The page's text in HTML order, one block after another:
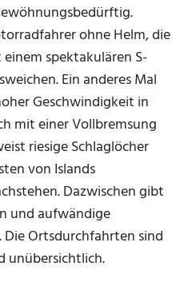
ohne Helm, die
spektakulären S-
Ein anderes Mal
Geschwindigkeit in
mit einer Vollbremsung
riesige Schlaglöcher
von Islands
Dazwischen gibt
und aufwändige
Ortsdurchfahrten sind
unübersichtlich.